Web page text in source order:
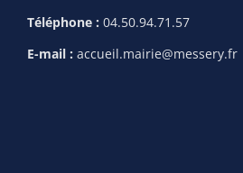
Téléphone : 04.50.94.71.57
E-mail : accueil.mairie@messery.fr